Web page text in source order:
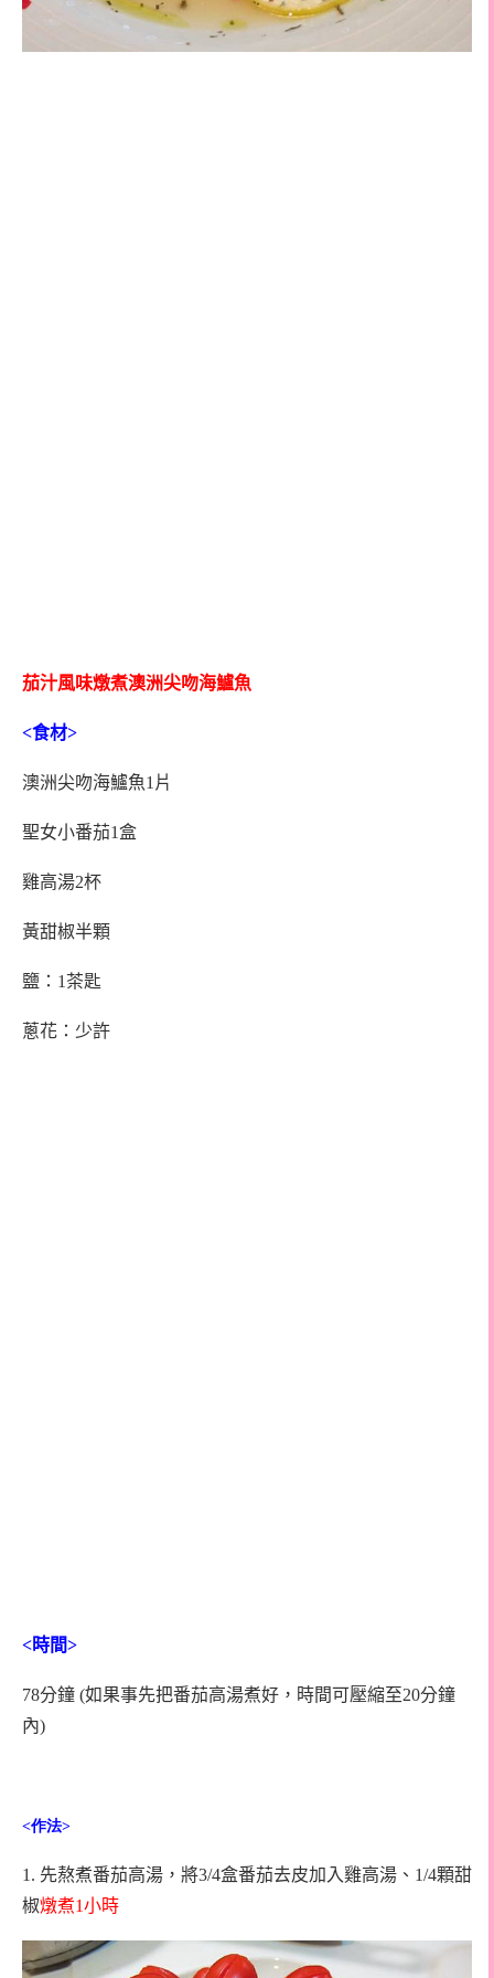
茄汁風味燉煮澳洲尖吻海鱸魚
<食材>
澳洲尖吻海鱸魚1片
聖女小番茄1盒
雞高湯2杯
黃甜椒半顆
鹽：1茶匙
蔥花：少許
<時間>
78分鐘 (如果事先把番茄高湯煮好，時間可壓縮至20分鐘
內)
<作法>
1. 先熬煮番茄高湯，將3/4盒番茄去皮加入雞高湯、1/4顆甜
椒燉煮1小時